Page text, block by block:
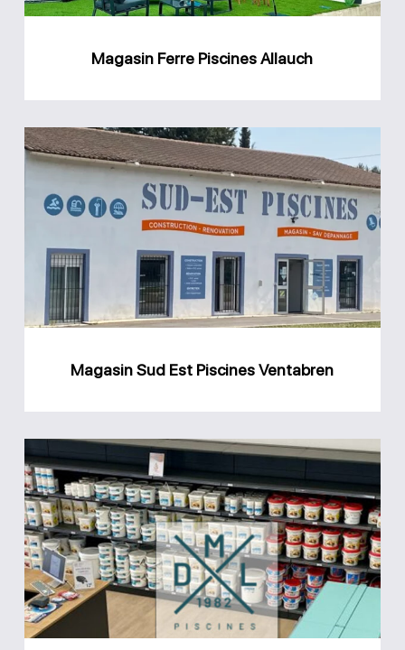
Magasin Ferre Piscines Allauch
Magasin
Sud
Est
Piscines
Ventabren
Magasin Sud Est Piscines Ventabren
Magasin
DML
piscines
Lauris